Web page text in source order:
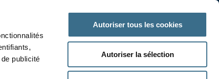
publicité
Autoriser tous les cookies
Autoriser la sélection